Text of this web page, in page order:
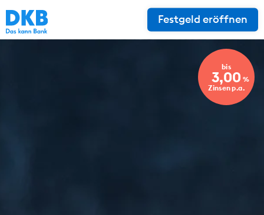
Festgeld eröffnen
bis
3,00 %
Zinsen p.a.